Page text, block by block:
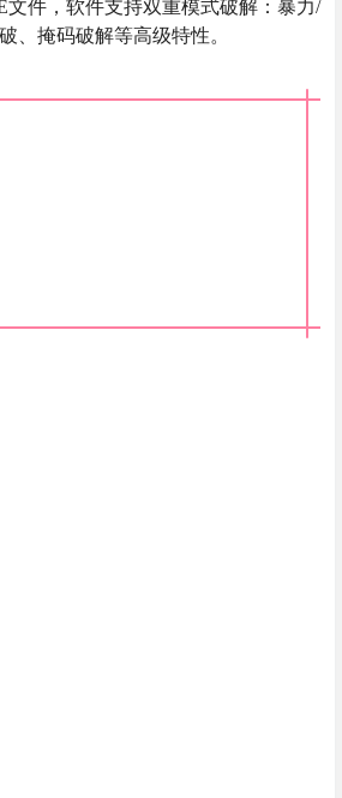
文件，软件支持双重模式破解：暴力/
、掩码破解等高级特性。